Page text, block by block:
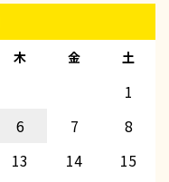
木 金 土
1
6 7
8
13 14
15